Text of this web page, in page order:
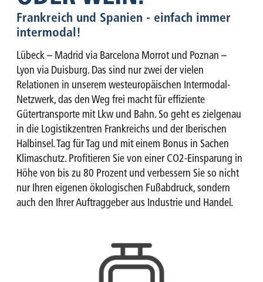
Frankreich und Spanien - einfach immer
intermodal!
Lübeck – Madrid via Barcelona Morrot und Poznan –
Lyon via Duisburg. Das sind nur zwei der vielen
Relationen in unserem westeuropäischen Intermodal-
Netzwerk, das den Weg frei macht für effiziente
Gütertransporte mit Lkw und Bahn. So geht es zielgenau
in die Logistikzentren Frankreichs und der Iberischen
Halbinsel. Tag für Tag und mit einem Bonus in Sachen
Klimaschutz. Profitieren Sie von einer CO2-Einsparung in
Höhe von bis zu 80 Prozent und verbessern Sie so nicht
nur Ihren eigenen ökologischen Fußabdruck, sondern
auch den Ihrer Auftraggeber aus Industrie und Handel.